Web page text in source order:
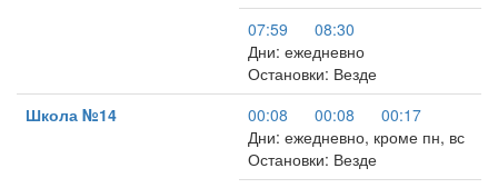
07:59
08:30
Дни: ежедневно
Остановки: Везде
Школа №14
00:08 00:08
00:17
Дни: ежедневно, кроме пн, вс
Остановки: Везде